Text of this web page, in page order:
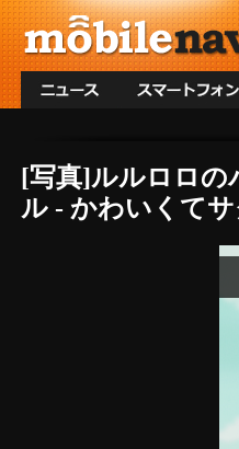
[写真]ルルロロの
ル - かわいくて